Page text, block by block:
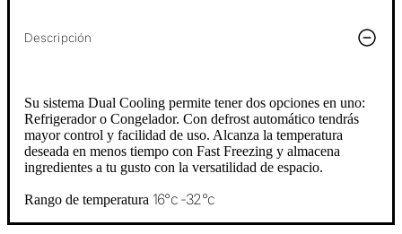
Descripción
Su sistema Dual Cooling permite tener dos opciones en uno:
Refrigerador o Congelador. Con defrost automático tendrás
mayor control y facilidad de uso. Alcanza la temperatura
deseada en menos tiempo con Fast Freezing y almacena
ingredientes a tu gusto con la versatilidad de espacio.
Rango de temperatura 16°c -32°c